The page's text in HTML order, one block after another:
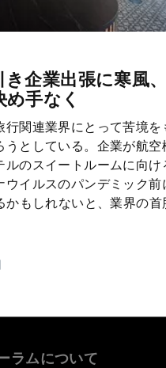
企業出張に寒風、
手なく
行関連業界にとって苦境を
うとしている。企業が航空
ルのスイートルームに向け
ウイルスのパンデミック前
かもしれないと、業界の首
ラムについて